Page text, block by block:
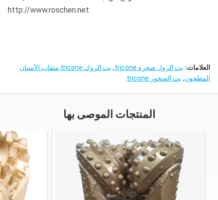
http://www.roschen.net
العلامات: بت الرول صخرة tricone ,
بت الروك tricone,مثقاب الأسنان
المطحون, بت الصخور tricone
المنتجات الموصى بها